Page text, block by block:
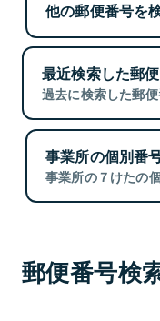
他の郵便番号を
最近検索した郵
過去に検索した郵便
事業所の個別番
事業所の７けたの
郵便番号検